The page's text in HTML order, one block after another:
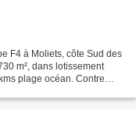
F4 à Moliets, côte Sud des
m², dans lotissement
plage océan. Contre